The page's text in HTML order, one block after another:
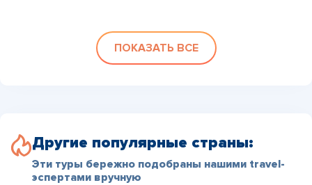
ПОКАЗАТЬ ВСЕ
Другие популярные страны:
Эти туры бережно подобраны нашими travel-
эспертами вручную